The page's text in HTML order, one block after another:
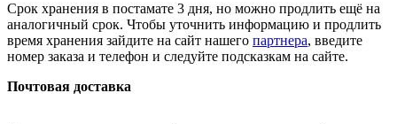
Срок хранения в постамате 3 дня, но можно продлить ещё на
аналогичный срок. Чтобы уточнить информацию и продлить
время хранения зайдите на сайт нашего партнера, введите
номер заказа и телефон и следуйте подсказкам на сайте.
Почтовая доставка